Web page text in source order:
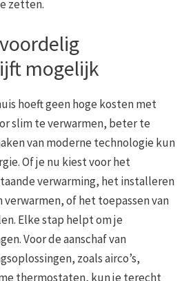
zetten.
mogelijk
hoeft geen hoge kosten met
slim te verwarmen, beter te
van moderne technologie kun
Of je nu kiest voor het
verwarming, het installeren
verwarmen, of het toepassen van
Elke stap helpt om je
Voor de aanschaf van
zoals airco’s,
thermostaten, kun je terecht